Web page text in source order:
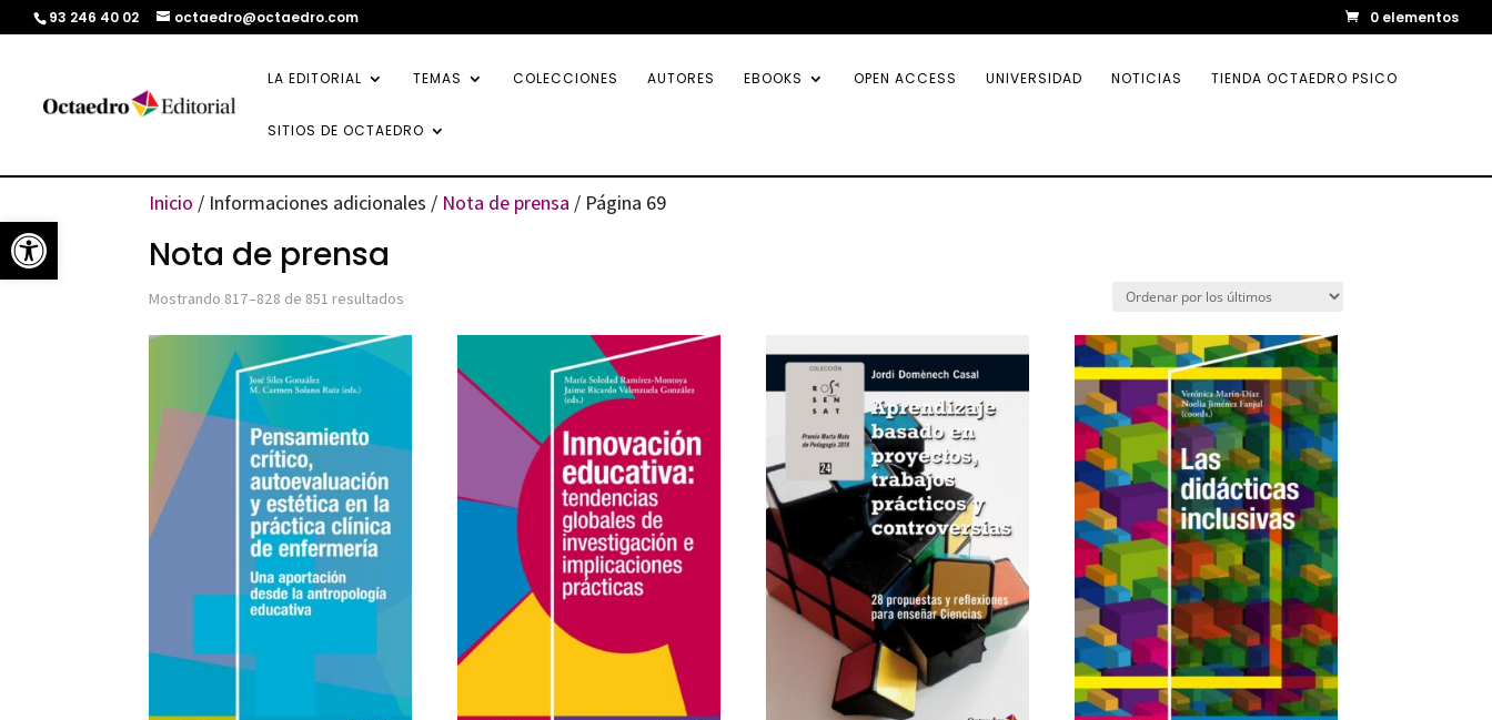
Abrir barra de herramientas
93 246 40 02 octaedro@octaedro.com 0 elementos
LA EDITORIAL TEMAS COLECCIONES AUTORES EBOOKS OPEN ACCESS UNIVERSIDAD NOTICIAS TIENDA OCTAEDRO PSICO
SITIOS DE OCTAEDRO
Inicio / Informaciones adicionales / Nota de prensa / Página 69
Nota de prensa
Mostrando 817–828 de 851 resultados
por